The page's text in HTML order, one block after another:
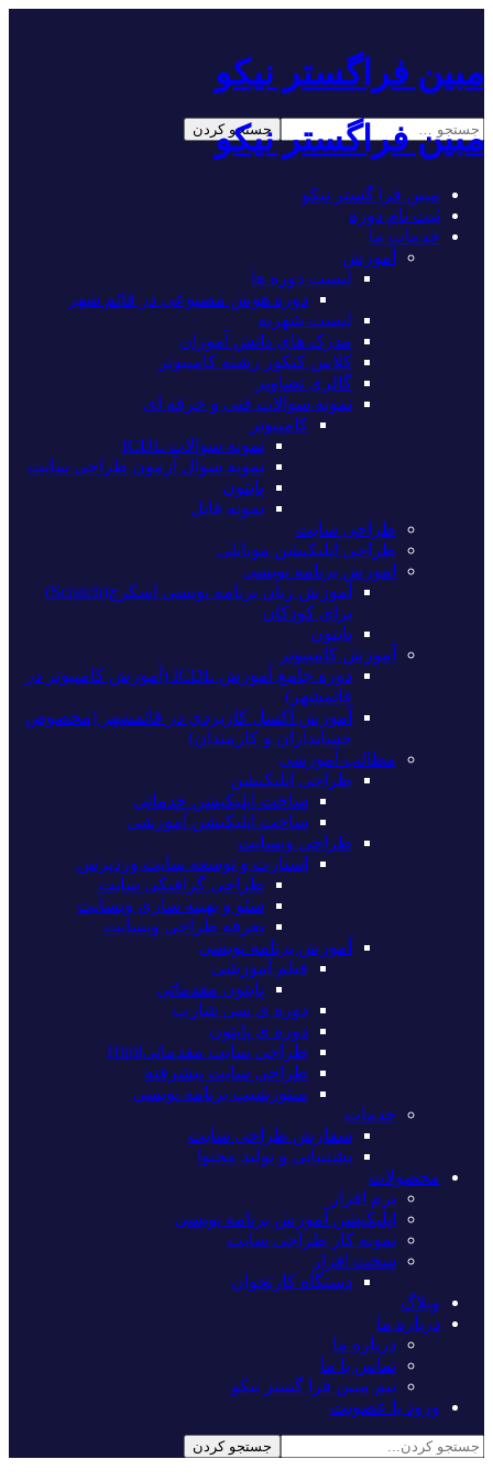
مبین فراگستر نیکو
مبین فراگستر نیکو
مبین فرا گستر نیکو
ثبت نام دوره
خدمات ما
آموزش
لیست دوره ها
دوره هوش مصنوعی در قائم شهر
لیست شهریه
مدرک های دانش آموزان
کلاس کنکور رشته کامپیوتر
گالری تصاویر
نمونه سوالات فنی و حرفه ای
کامپیوتر
نمونه سوالات ICDL
نمونه سوال آزمون طراحی سایت
پایتون
نمونه فایل
طراحی سایت
طراحی اپلیکیشن موبایلی
اموزش برنامه نویسی
آموزش زبان برنامه نویسی اسکرچ(Scratch)
برای کودکان
پایتون
آموزش کامپیوتر
دوره جامع آموزش ICDL (آموزش کامپیوتر در
قائمشهر)
آموزش اکسل کاربردی در قائمشهر (مخصوص
حسابداران و کارمندان)
مطالب آموزشی
طراحی اپلیکیشن
ساخت اپلیکیشن خدماتی
ساخت اپلیکیشن آموزشی
طراحی وبسایت
استارت و توسعه سایت وردپرس
طراحی گرافیکی سایت
سئو و بهینه سازی وبسایت
تعرفه طراحی وبسایت
آموزش برنامه نویسی
فیلم آموزشی
پایتون مقدماتی
دوره ی سی شارپ
دوره ی پایتون
طراحی سایت مقدماتیHtml
طراحی سایت پیشرفته
منتورشیپ برنامه نویسی
خدمات
سفارش طراحی سایت
پشتیبانی و تولید محتوا
محصولات
نرم افزار
اپلیکیشن آموزش برنامه نویسی
نمونه کار طراحی سایت
سخت افزار
دستگاه کارتخوان
وبلاگ
درباره ما
درباره ما
تماس با ما
تیم مبین فرا گستر نیکو
ورود یا عضویت